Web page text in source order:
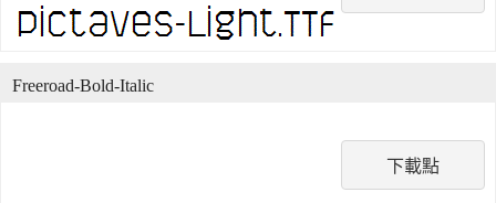
下載點
Freeroad-Bold-Italic